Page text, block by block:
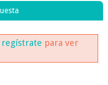
regístrate para ver